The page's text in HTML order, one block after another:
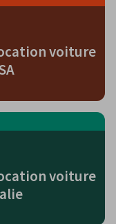
voiture
voiture